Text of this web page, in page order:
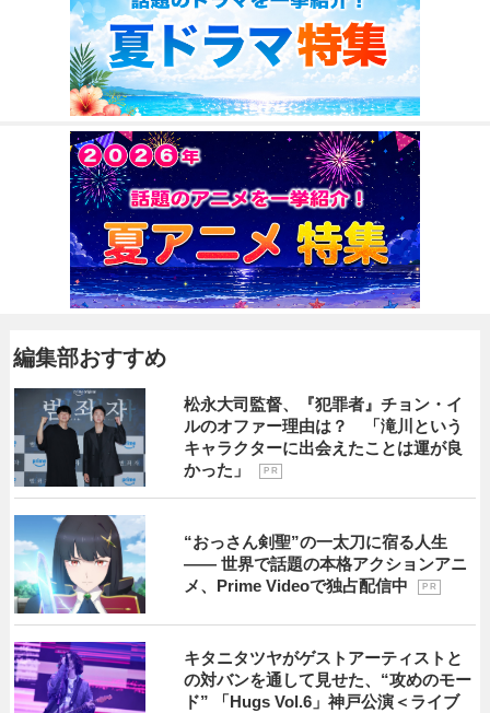
編集部おすすめ
松永大司監督、『犯罪者』チョン・イ
ルのオファー理由は？ 「滝川という
キャラクターに出会えたことは運が良
かった」
P R
“おっさん剣聖”の一太刀に宿る人生
―― 世界で話題の本格アクションアニ
メ、Prime Videoで独占配信中
P R
キタニタツヤがゲストアーティストと
の対バンを通して見せた、“攻めのモー
ド” 「Hugs Vol.6」神戸公演＜ライブ